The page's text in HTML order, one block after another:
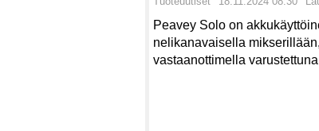
Peavey Solo on
nelikanavaisella
vastaanottimella